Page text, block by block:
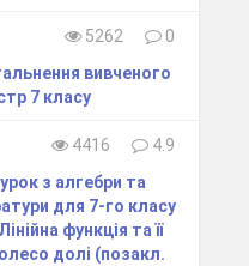
5262
0
вивченого
7 класу
4416
4.9
з алгебри та
для 7-го класу
функція та її
долі (позакл.